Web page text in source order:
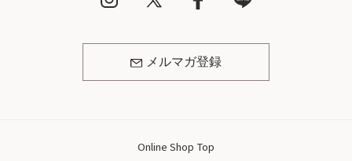
メルマガ登録
Online Shop Top